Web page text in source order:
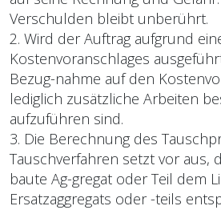
Verschulden bleibt unberührt.
2. Wird der Auftrag aufgrund
Kostenvoranschlages
Bezug-nahme auf den
lediglich zusätzliche Arbeiten
aufzuführen sind.
3. Die Berechnung des
Tauschverfahren setzt vor aus,
baute Ag-gregat oder Teil dem
Ersatzaggregats oder -teils